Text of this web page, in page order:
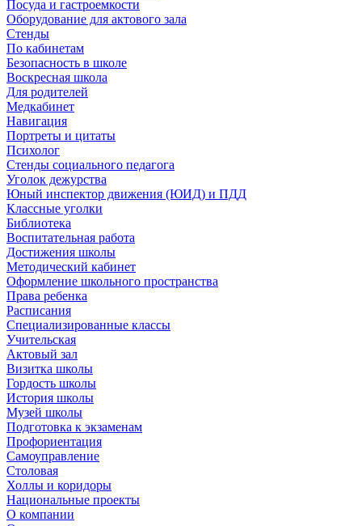
Посуда и гастроемкости
Оборудование для актового зала
Стенды
По кабинетам
Безопасность в школе
Воскресная школа
Для родителей
Медкабинет
Навигация
Портреты и цитаты
Психолог
Стенды социального педагога
Уголок дежурства
Юный инспектор движения (ЮИД) и ПДД
Классные уголки
Библиотека
Воспитательная работа
Достижения школы
Методический кабинет
Оформление школьного пространства
Права ребенка
Расписания
Специализированные классы
Учительская
Актовый зал
Визитка школы
Гордость школы
История школы
Музей школы
Подготовка к экзаменам
Профориентация
Самоуправление
Столовая
Холлы и коридоры
Национальные проекты
О компании